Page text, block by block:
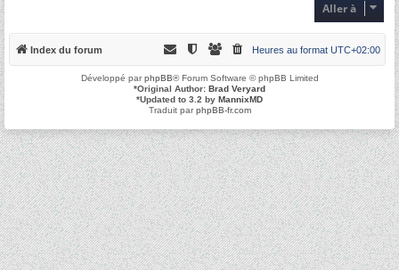
r
Aller à
Index du forum Heures au format UTC+02:00
Développé parphpBB® Forum Software © phpBB Limited
*Original Author: Brad Veryard
*Updated to 3.2 by MannixMD
Traduit parphpBB-fr.com